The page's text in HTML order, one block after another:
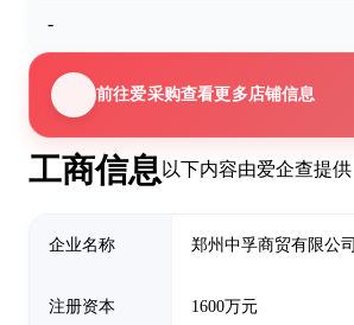
工商信息 以下内容由爱企查提供
企业名称 郑州中孚商贸有限公司
注册资本 1600万元
-
前往爱采购查看更多店铺信息